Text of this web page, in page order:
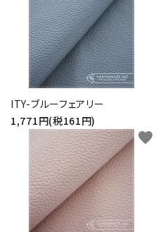
ITY-ブルーフェアリー
1,771円(税161円)
favorite